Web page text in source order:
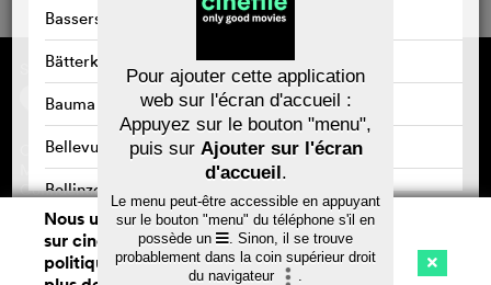
Bassersdorf
Bätterkinden
Bauma
Bellevue
Bellinzona
Belp
Benken
Sauvegarder
Sponsorisé par
Contact
Mentions légales
Confidentialité des données
À propos de cinefile
S'inscrire/s'abonner
Newsletter
FAQ
Bons-cadeaux
Nous utilisons des cookies. En naviguant
sur cinefile.ch, vous acceptez notre
politique d'utilisation des cookies. Pour
Pour ajouter cette application
web sur l'écran d'accueil :
Appuyez sur le bouton "menu",
puis sur Ajouter sur l'écran
d'accueil.
Le menu peut-être accessible en appuyant
sur le bouton "menu" du téléphone s'il en
possède un
. Sinon, il se trouve
probablement dans la coin supérieur droit
du navigateur
.